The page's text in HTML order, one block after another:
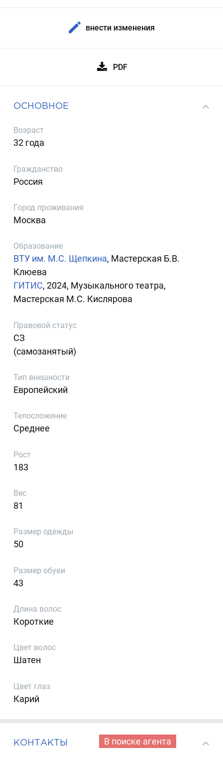
внести изменения
PDF
ОСНОВНОЕ
Возраст
32 года
Гражданство
Россия
Город проживания
Москва
Образование
ВТУ им. М.С. Щепкина, Мастерская Б.В.
Клюева
ГИТИС, 2024, Музыкального театра,
Мастерская М.С. Кислярова
Правовой статус
СЗ
(самозанятый)
Тип внешности
Европейский
Телосложение
Среднее
Рост
183
Вес
81
Размер одежды
50
Размер обуви
43
Длина волос
Короткие
Цвет волос
Шатен
Цвет глаз
Карий
КОНТАКТЫ В поиске агента